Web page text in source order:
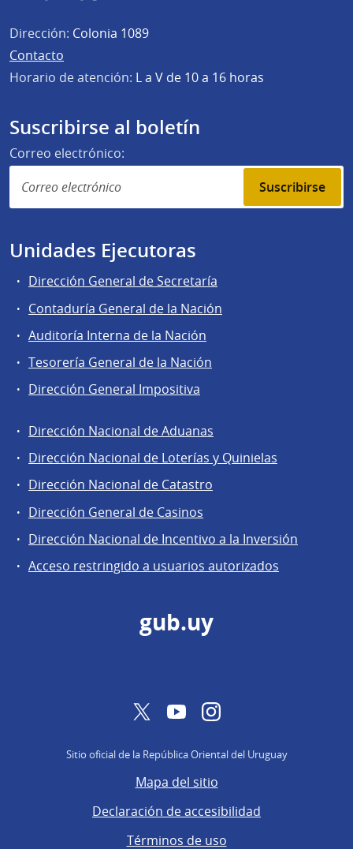
Dirección: Colonia 1089
Contacto
Horario de atención: L a V de 10 a 16 horas
Suscribirse al boletín
Correo electrónico:
Suscribirse
Unidades Ejecutoras
Dirección General de Secretaría
Contaduría General de la Nación
Auditoría Interna de la Nación
Tesorería General de la Nación
Dirección General Impositiva
Áreas
de
la
Dirección
General
de
Secretaría
Dirección Nacional de Aduanas
Dirección Nacional de Loterías y Quinielas
Dirección Nacional de Catastro
Dirección General de Casinos
Dirección Nacional de Incentivo a la Inversión
Acceso restringido a usuarios autorizados
gub.uy
TwitterYouTubeInstagram
Sitio oficial de la República Oriental del Uruguay
Mapa del sitio
Declaración de accesibilidad
Términos de uso